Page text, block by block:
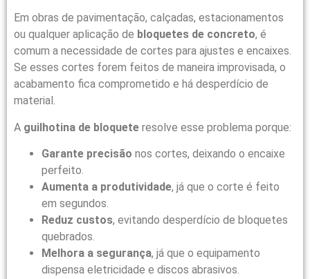
Em obras de pavimentação, calçadas, estacionamentos
ou qualquer aplicação de bloquetes de concreto, é
comum a necessidade de cortes para ajustes e encaixes.
Se esses cortes forem feitos de maneira improvisada, o
acabamento fica comprometido e há desperdício de
material.
A guilhotina de bloquete resolve esse problema porque:
Garante precisão nos cortes, deixando o encaixe
perfeito.
Aumenta a produtividade, já que o corte é feito
em segundos.
Reduz custos, evitando desperdício de bloquetes
quebrados.
Melhora a segurança, já que o equipamento
dispensa eletricidade e discos abrasivos.